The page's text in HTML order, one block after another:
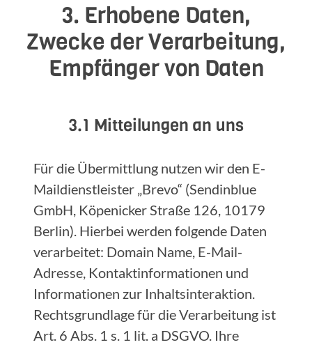
3. Erhobene Daten,
Zwecke der Verarbeitung,
Empfänger von Daten
3.1 Mitteilungen an uns
Für die Übermittlung nutzen wir den E-
Maildienstleister „Brevo“ (Sendinblue
GmbH, Köpenicker Straße 126, 10179
Berlin). Hierbei werden folgende Daten
verarbeitet: Domain Name, E-Mail-
Adresse, Kontaktinformationen und
Informationen zur Inhaltsinteraktion.
Rechtsgrundlage für die Verarbeitung ist
Art. 6 Abs. 1 s. 1 lit. a DSGVO. Ihre